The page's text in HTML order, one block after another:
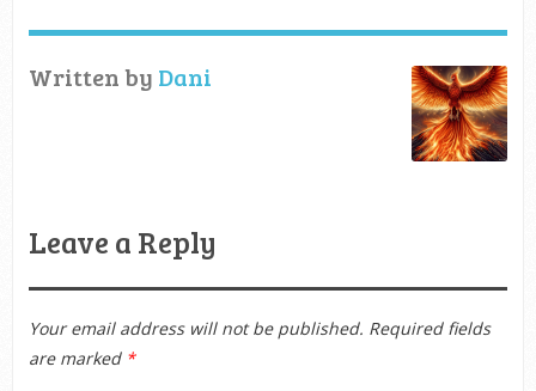
Written by Dani
Leave a Reply
Your email address will not be published. Required fields
are marked *